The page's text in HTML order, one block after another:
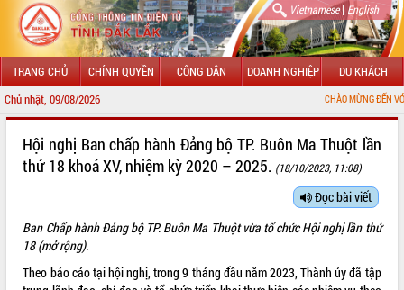
Vietnamese| English
TRANG CHỦ CHÍNH QUYỀN CÔNG DÂN DOANH NGHIỆP DU KHÁCH
Chủ nhật, 09/08/2026 CHÀO MỪNG ĐẾN VỚI CỔNG THÔNG
LÃNH ĐẠO UBND TỈNH
SỞ, BAN, NGÀNH
UBND CÁC XÃ, PHƯỜNG
Hội nghị Ban chấp hành Đảng bộ TP. Buôn Ma Thuột lần
thứ 18 khoá XV, nhiệm kỳ 2020 – 2025. (18/10/2023, 11:08)
Đọc bài viết
Ban Chấp hành Đảng bộ TP. Buôn Ma Thuột vừa tổ chức Hội nghị lần thứ
18 (mở rộng).
Theo báo cáo tại hội nghị, trong 9 tháng đầu năm 2023, Thành ủy đã tập